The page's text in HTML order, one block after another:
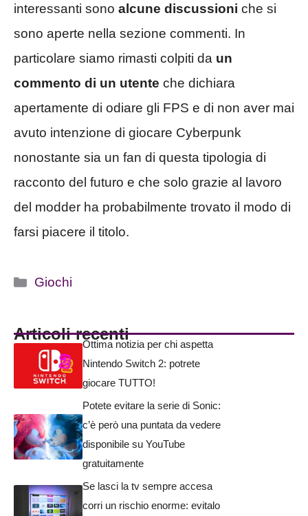
interessanti sono alcune discussioni che si
sono aperte nella sezione commenti. In
particolare siamo rimasti colpiti da un
commento di un utente che dichiara
apertamente di odiare gli FPS e di non aver mai
avuto intenzione di giocare Cyberpunk
nonostante sia un fan di questa tipologia di
racconto del futuro e che solo grazie al lavoro
del modder ha probabilmente trovato il modo di
farsi piacere il titolo.
Categorie
Giochi
Articoli recenti
Ottima notizia per chi aspetta
Nintendo Switch 2: potrete
giocare TUTTO!
Potete evitare la serie di Sonic:
c’è però una puntata da vedere
disponibile su YouTube
gratuitamente
Se lasci la tv sempre accesa
corri un rischio enorme: evitalo